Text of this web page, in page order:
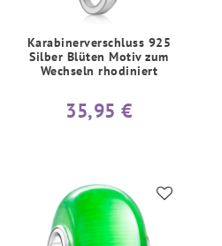
Karabinerverschluss 925
Silber Blüten Motiv zum
Wechseln rhodiniert
35,95 €